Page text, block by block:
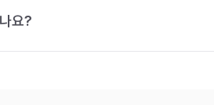
요?